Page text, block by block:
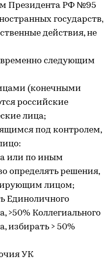
Президента РФ №95
государств,
действия, не
следующим
(конечными
российские
лица;
под контролем,
или по иным
определять решения,
лицом;
Единоличного
>50% Коллегиального
избирать > 50%
УК